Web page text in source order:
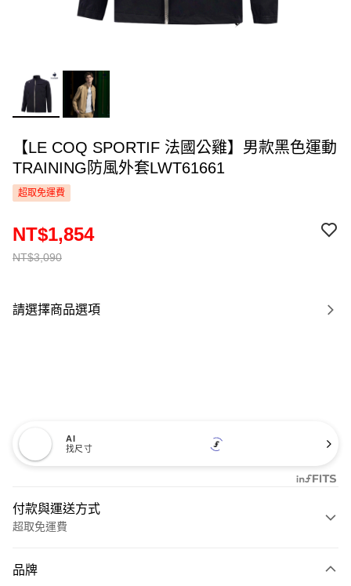
【LE COQ SPORTIF 法國公雞】男款黑色運動
TRAINING防風外套LWT61661
超取免運費
NT$3,090
NT$1,854
請選擇商品選項
AI
找尺寸
付款與運送方式
超取免運費
信用卡一次付款
品牌